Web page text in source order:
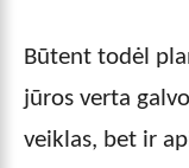
Būtent todėl
jūros verta
veiklas, bet ir